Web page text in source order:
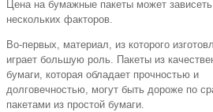
Цена на бумажные пакеты может
нескольких факторов.
Во-первых, материал, из которого
играет большую роль. Пакеты из
бумаги, которая обладает прочностью и
долговечностью, могут быть дороже по
пакетами из простой бумаги.